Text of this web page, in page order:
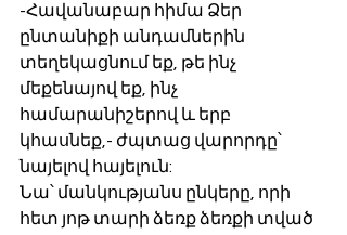
-Հավանաբար հիմա Ձեր
ընտանիքի անդամներին
տեղեկացնում եք, թե ինչ
մեքենայով եք, ինչ
համարանիշերով և երբ
կհասնեք,- ժպտաց վարորդը՝
նայելով հայելուն:
Նա՝ մանկությանս ընկերը, որի
հետ յոթ տարի ձեռք ձեռքի տված